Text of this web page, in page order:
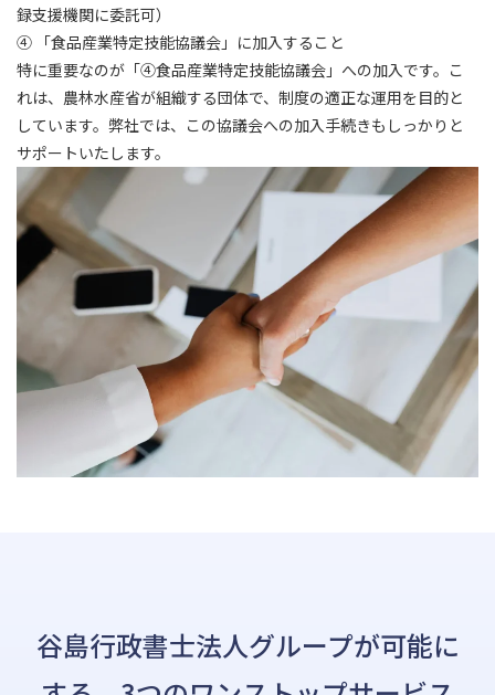
録支援機関に委託可）
④ 「食品産業特定技能協議会」に加入すること
特に重要なのが「④食品産業特定技能協議会」への加入です。こ
れは、農林水産省が組織する団体で、制度の適正な運用を目的と
しています。弊社では、この協議会への加入手続きもしっかりと
サポートいたします。
谷島行政書士法人グループが可能に